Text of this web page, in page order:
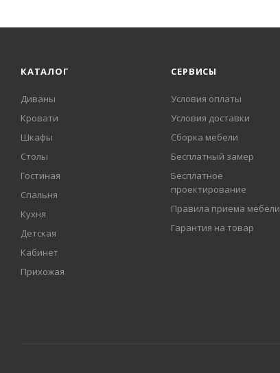
КАТАЛОГ
Диваны
Кровати
Шкафы
Столы
Гостиная
Спальня
Кухня
Детская
Кабинет
Прихожая
СЕРВИСЫ
Условия оплаты
Условия доставки
Сборка мебели
Бесплатный замер
Бесплатное
проектирование
Правила приема мебели
Гарантия на товар